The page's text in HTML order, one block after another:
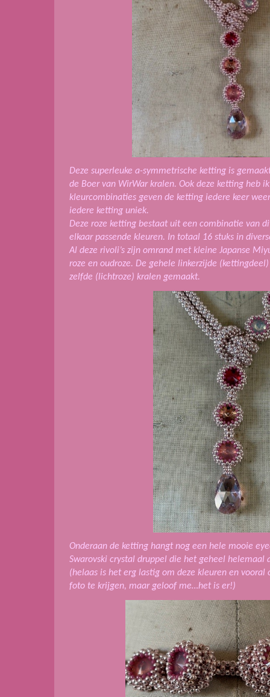
Deze superleuke a-symmetrische ketting is
de Boer van WirWar kralen. Ook deze ketting heb
kleurcombinaties geven de ketting iedere keer
iedere ketting uniek.
Deze roze ketting bestaat uit een combinatie van
elkaar passende kleuren. In totaal 16 stuks in
Al deze rivoli’s zijn omrand met kleine Japanse
roze en oudroze. De gehele linkerzijde
zelfde (lichtroze) kralen gemaakt.
Onderaan de ketting hangt nog een hele mooie
Swarovski crystal druppel die het geheel helemaal
(helaas is het erg lastig om deze kleuren en
foto te krijgen, maar geloof me…het is er!)